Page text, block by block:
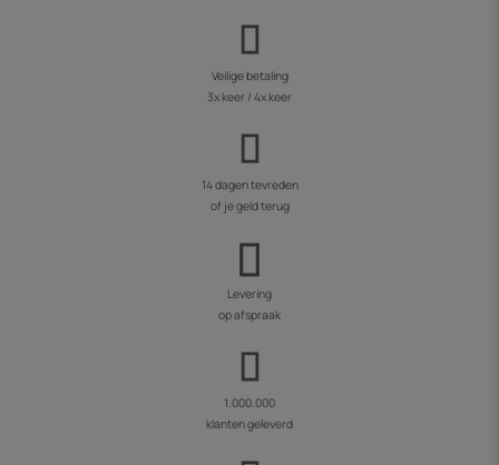
Veilige betaling
3x keer / 4x keer
14 dagen tevreden
of je geld terug
Levering
op afspraak
1.000.000
klanten geleverd